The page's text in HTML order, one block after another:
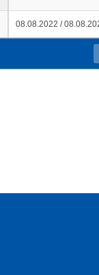
08.08.2022 /